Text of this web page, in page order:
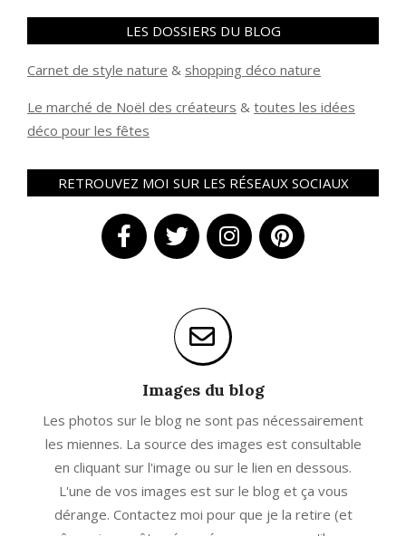
LES DOSSIERS DU BLOG
Carnet de style nature & shopping déco nature
Le marché de Noël des créateurs & toutes les idées
déco pour les fêtes
RETROUVEZ MOI SUR LES RÉSEAUX SOCIAUX
Images du blog
Les photos sur le blog ne sont pas nécessairement
les miennes. La source des images est consultable
en cliquant sur l'image ou sur le lien en dessous.
L'une de vos images est sur le blog et ça vous
dérange. Contactez moi pour que je la retire (et